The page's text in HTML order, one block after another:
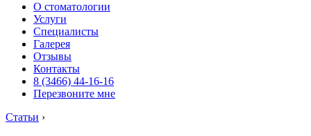
О стоматологии
Услуги
Специалисты
Галерея
Отзывы
Контакты
8 (3466) 44-16-16
Перезвоните мне
Статьи ›